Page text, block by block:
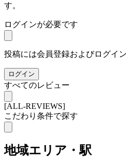
す。
ログインが必要です
投稿には会員登録およびログイ
ログイン
すべてのレビュー
[ALL-REVIEWS]
こだわり条件で探す
地域エリア・駅